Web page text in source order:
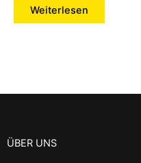
Weiterlesen
ÜBER UNS